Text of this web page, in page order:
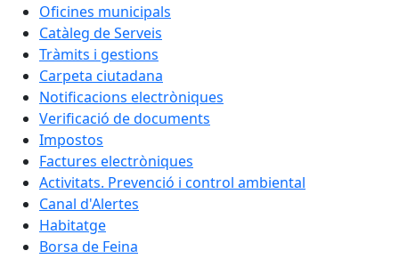
Oficines municipals
Catàleg de Serveis
Tràmits i gestions
Carpeta ciutadana
Notificacions electròniques
Verificació de documents
Impostos
Factures electròniques
Activitats. Prevenció i control ambiental
Canal d'Alertes
Habitatge
Borsa de Feina